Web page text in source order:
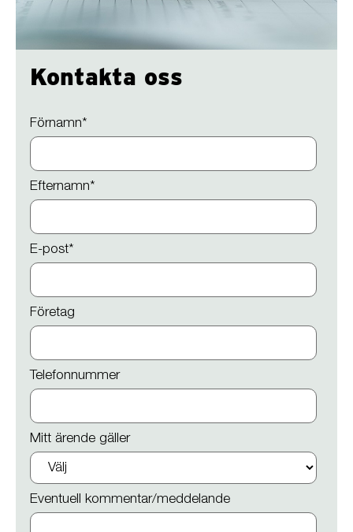
Kontakta oss
Förnamn*
Efternamn*
E-post*
Företag
Telefonnummer
Mitt ärende gäller
Eventuell kommentar/meddelande